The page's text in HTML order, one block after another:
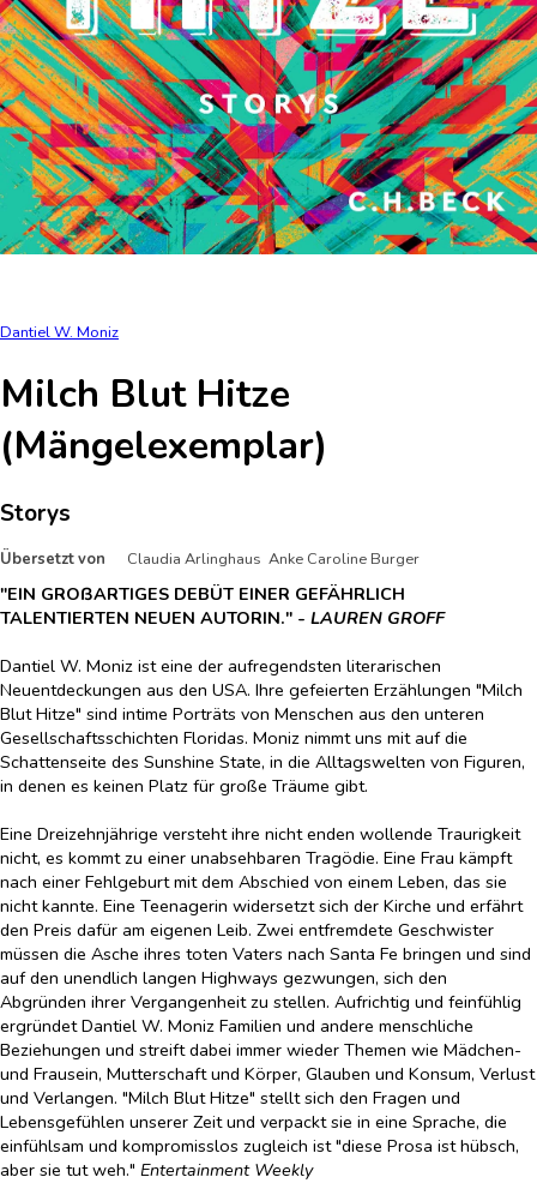
Dantiel W. Moniz
Milch Blut Hitze
(Mängelexemplar)
Storys
Übersetzt von Claudia Arlinghaus Anke Caroline Burger
"EIN GROßARTIGES DEBÜT EINER GEFÄHRLICH
TALENTIERTEN NEUEN AUTORIN." - LAUREN GROFF
Dantiel W. Moniz ist eine der aufregendsten literarischen
Neuentdeckungen aus den USA. Ihre gefeierten Erzählungen "Milch
Blut Hitze" sind intime Porträts von Menschen aus den unteren
Gesellschaftsschichten Floridas. Moniz nimmt uns mit auf die
Schattenseite des Sunshine State, in die Alltagswelten von Figuren,
in denen es keinen Platz für große Träume gibt.
Eine Dreizehnjährige versteht ihre nicht enden wollende Traurigkeit
nicht, es kommt zu einer unabsehbaren Tragödie. Eine Frau kämpft
nach einer Fehlgeburt mit dem Abschied von einem Leben, das sie
nicht kannte. Eine Teenagerin widersetzt sich der Kirche und erfährt
den Preis dafür am eigenen Leib. Zwei entfremdete Geschwister
müssen die Asche ihres toten Vaters nach Santa Fe bringen und sind
auf den unendlich langen Highways gezwungen, sich den
Abgründen ihrer Vergangenheit zu stellen. Aufrichtig und feinfühlig
ergründet Dantiel W. Moniz Familien und andere menschliche
Beziehungen und streift dabei immer wieder Themen wie Mädchen-
und Frausein, Mutterschaft und Körper, Glauben und Konsum, Verlust
und Verlangen. "Milch Blut Hitze" stellt sich den Fragen und
Lebensgefühlen unserer Zeit und verpackt sie in eine Sprache, die
einfühlsam und kompromisslos zugleich ist "diese Prosa ist hübsch,
aber sie tut weh." Entertainment Weekly